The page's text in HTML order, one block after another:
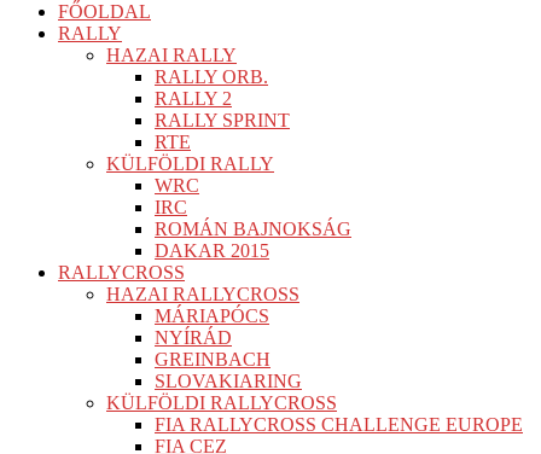
FŐOLDAL
RALLY
HAZAI RALLY
RALLY ORB.
RALLY 2
RALLY SPRINT
RTE
KÜLFÖLDI RALLY
WRC
IRC
ROMÁN BAJNOKSÁG
DAKAR 2015
RALLYCROSS
HAZAI RALLYCROSS
MÁRIAPÓCS
NYÍRÁD
GREINBACH
SLOVAKIARING
KÜLFÖLDI RALLYCROSS
FIA RALLYCROSS CHALLENGE EUROPE
FIA CEZ